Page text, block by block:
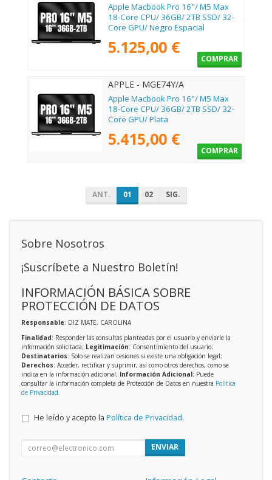
Apple Macbook Pro 16"/ M5 Max
18-Core CPU/ 36GB/ 2TB SSD/ 32-
Core GPU/ Negro Espacial
5.125,00 €
COMPRAR
APPLE - MGE74Y/A
Apple Macbook Pro 16"/ M5 Max
18-Core CPU/ 36GB/ 2TB SSD/ 32-
Core GPU/ Plata
5.415,00 €
COMPRAR
ANT. 01 02 SIG.
Sobre Nosotros
¡Suscríbete a Nuestro Boletín!
INFORMACIÓN BÁSICA SOBRE
PROTECCIÓN DE DATOS
Responsable: DIZ MATE, CAROLINA
Finalidad: Responder las consultas planteadas por el usuario y enviarle la
información solicitada; Legitimación: Consentimiento del usuario;
Destinatarios: Solo se realizan cesiones si existe una obligación legal;
Derechos: Acceder, rectificar y suprimir, así como otros derechos, como se
indica en la información adicional; Información Adicional: Puede
consultar la información completa de Protección de Datos en nuestra Política
de Privacidad.
He leído y acepto la Política de Privacidad.
ENVIAR